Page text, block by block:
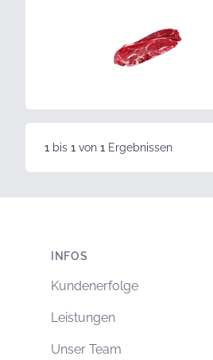
1 bis 1 von 1 Ergebnissen
INFOS
Kundenerfolge
Leistungen
Unser Team